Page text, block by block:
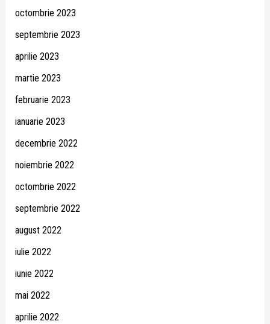
octombrie 2023
septembrie 2023
aprilie 2023
martie 2023
februarie 2023
ianuarie 2023
decembrie 2022
noiembrie 2022
octombrie 2022
septembrie 2022
august 2022
iulie 2022
iunie 2022
mai 2022
aprilie 2022